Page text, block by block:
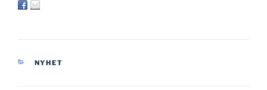
KATEGORIER
NYHET